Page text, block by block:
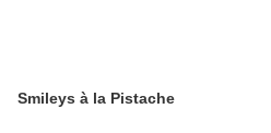
Smileys à la Pistache